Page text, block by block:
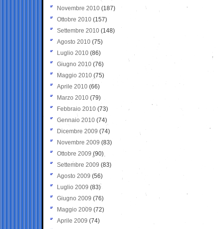
Novembre 2010 (187)
Ottobre 2010 (157)
Settembre 2010 (148)
Agosto 2010 (75)
Luglio 2010 (86)
Giugno 2010 (76)
Maggio 2010 (75)
Aprile 2010 (66)
Marzo 2010 (79)
Febbraio 2010 (73)
Gennaio 2010 (74)
Dicembre 2009 (74)
Novembre 2009 (83)
Ottobre 2009 (90)
Settembre 2009 (83)
Agosto 2009 (56)
Luglio 2009 (83)
Giugno 2009 (76)
Maggio 2009 (72)
Aprile 2009 (74)